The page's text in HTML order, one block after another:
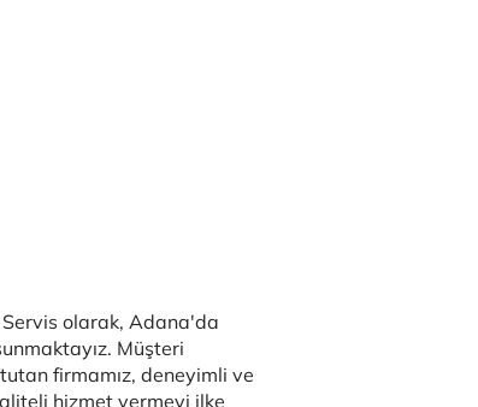
Servis olarak, Adana'da
Müşteri
firmamız, deneyimli ve
hizmet vermeyi ilke